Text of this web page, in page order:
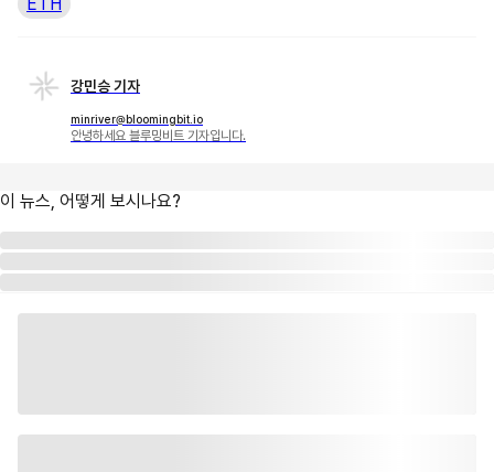
강민승 기자
minriver@bloomingbit.io
안녕하세요 블루밍비트 기자입니다.
이 뉴스, 어떻게 보시나요?